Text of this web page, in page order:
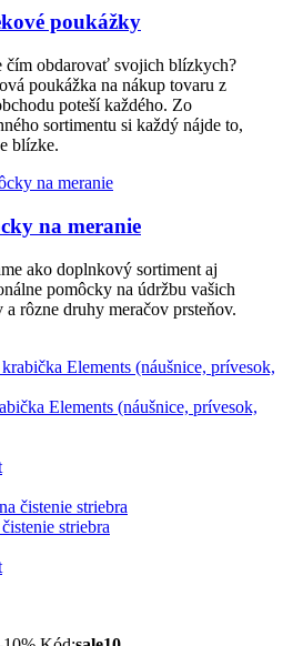
poukážky
čím obdarovať svojich blízkych?
poukážka na nákup tovaru z
poteší každého. Zo
sortimentu si každý nájde to,
blízke.
na meranie
ako doplnkový sortiment aj
pomôcky na údržbu vašich
a rôzne druhy meračov prsteňov.
Elements (náušnice, prívesok,
striebra